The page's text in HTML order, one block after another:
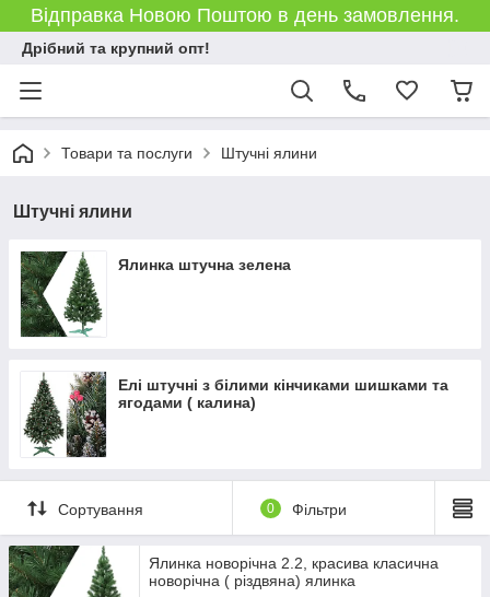
Відправка Новою Поштою в день замовлення.
Дрібний та крупний опт!
Товари та послуги Штучні ялини
Штучні ялини
Ялинка штучна зелена
Елі штучні з білими кінчиками шишками та
ягодами ( калина)
Сортування 0 Фільтри
Ялинка новорічна 2.2, красива класична
новорічна ( різдвяна) ялинка